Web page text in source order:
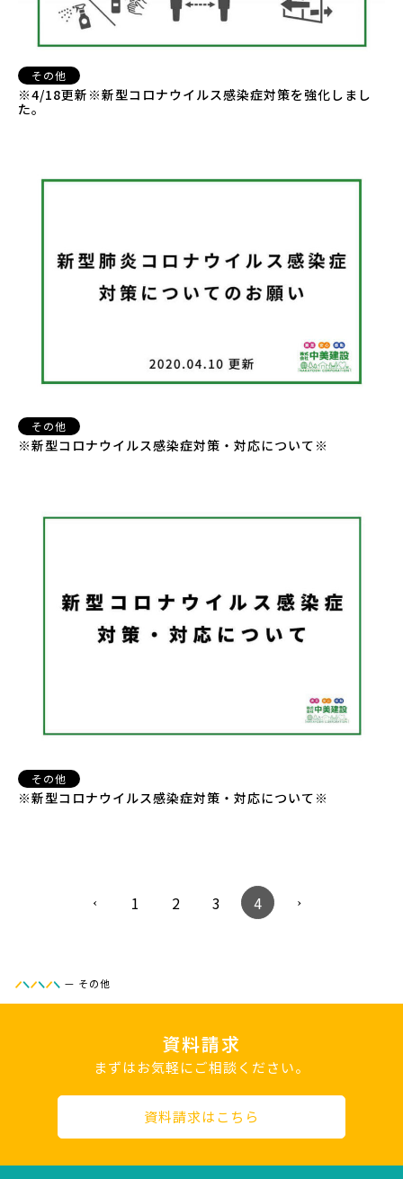
その他
※4/18更新※新型コロナウイルス感染症対策を強化しまし
た。
その他
※新型コロナウイルス感染症対策・対応について※
その他
※新型コロナウイルス感染症対策・対応について※
1 2 3 4
— その他
資料請求
まずはお気軽にご相談ください。
資料請求はこちら